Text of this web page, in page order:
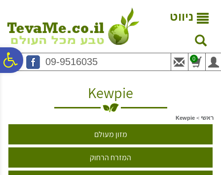
המרכזי
ניווט
09-9516035 0
Kewpie
ראשי >
Kewpie
מזון מעולם
המזרח הרחוק